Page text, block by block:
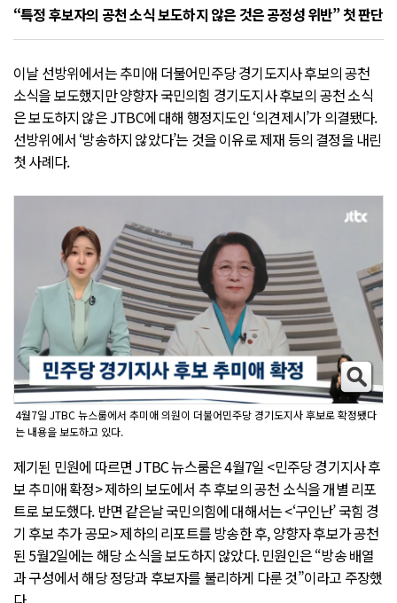
“특정 후보자의 공천 소식 보도하지 않은 것은 공정성 위반” 첫 판단
이날 선방위에서는 추미애 더불어민주당 경기도지사 후보의 공천
소식을 보도했지만 양향자 국민의힘 경기도지사 후보의 공천 소식
은 보도하지 않은 JTBC에 대해 행정지도인 ‘의견제시’가 의결됐다.
선방위에서 ‘방송하지 않았다’는 것을 이유로 제재 등의 결정을 내린
첫 사례다.
4월7일 JTBC 뉴스룸에서 추미애 의원이 더불어민주당 경기도지사 후보로 확정됐다
는 내용을 보도하고 있다.
제기된 민원에 따르면 JTBC 뉴스룸은 4월7일 <민주당 경기지사 후
보 추미애 확정> 제하의 보도에서 추 후보의 공천 소식을 개별 리포
트로 보도했다. 반면 같은날 국민의힘에 대해서는 <‘구인난’ 국힘 경
기 후보 추가 공모> 제하의 리포트를 방송한 후, 양향자 후보가 공천
된 5월2일에는 해당 소식을 보도하지 않았다. 민원인은 “방송 배열
과 구성에서 해당 정당과 후보자를 불리하게 다룬 것”이라고 주장했